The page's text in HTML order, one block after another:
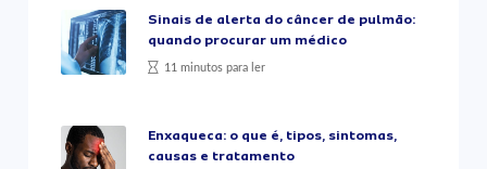
Sinais de alerta do câncer de pulmão:
quando procurar um médico
11 minutos para ler
Enxaqueca: o que é, tipos, sintomas,
causas e tratamento